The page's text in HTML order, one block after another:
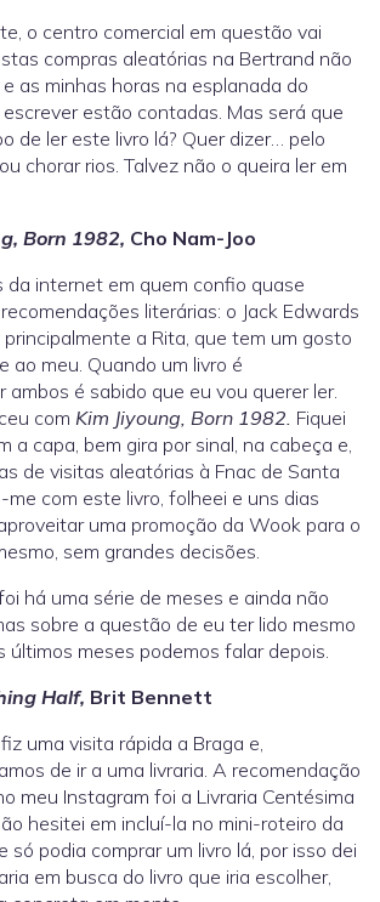
o centro comercial em questão vai
compras aleatórias na Bertrand não
as minhas horas na esplanada do
estão contadas. Mas será que
de ler este livro lá? Quer dizer… pelo
chorar rios. Talvez não o queira ler em
Born 1982, Cho Nam-Joo
da internet em quem confio quase
literárias: o Jack Edwards
principalmente a Rita, que tem um gosto
ao meu. Quando um livro é
ambos é sabido que eu vou querer ler.
com Kim Jiyoung, Born 1982. Fiquei
a capa, bem gira por sinal, na cabeça e,
de visitas aleatórias à Fnac de Santa
me com este livro, folheei e uns dias
uma promoção da Wook para o
sem grandes decisões.
há uma série de meses e ainda não
sobre a questão de eu ter lido mesmo
últimos meses podemos falar depois.
Half, Brit Bennett
uma visita rápida a Braga e,
de ir a uma livraria. A recomendação
meu Instagram foi a Livraria Centésima
hesitei em incluí-la no mini-roteiro da
só podia comprar um livro lá, por isso dei
em busca do livro que iria escolher,